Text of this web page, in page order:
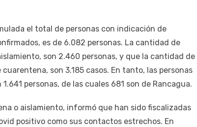
el total de personas con indicación de
es de 6.082 personas. La cantidad de
son 2.460 personas, y que la cantidad de
son 3.185 casos. En tanto, las personas
personas, de las cuales 681 son de Rancagua.
o aislamiento, informó que han sido fiscalizadas
positivo como sus contactos estrechos. En